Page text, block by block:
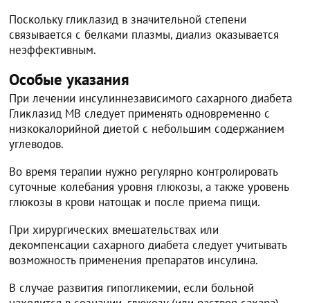
Поскольку гликлазид в значительной степени
связывается с белками плазмы, диализ оказывается
неэффективным.
Особые указания
При лечении инсулиннезависимого сахарного диабета
Гликлазид МВ следует применять одновременно с
низкокалорийной диетой с небольшим содержанием
углеводов.
Во время терапии нужно регулярно контролировать
суточные колебания уровня глюкозы, а также уровень
глюкозы в крови натощак и после приема пищи.
При хирургических вмешательствах или
декомпенсации сахарного диабета следует учитывать
возможность применения препаратов инсулина.
В случае развития гипогликемии, если больной